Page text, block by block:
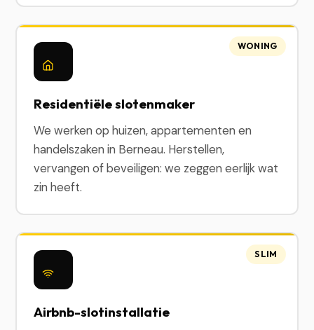
Residentiële slotenmaker
We werken op huizen, appartementen en
handelszaken in Berneau. Herstellen,
vervangen of beveiligen: we zeggen eerlijk wat
zin heeft.
WONING
Airbnb-slotinstallatie
SLIM